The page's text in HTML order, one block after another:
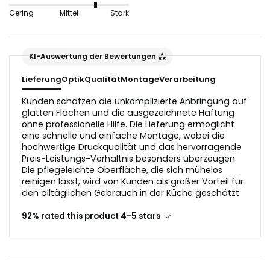
nicht geeignet, da sie die Lichtreflektion in der
Der Untergrund sollte vor dem Anbringen staub- und
Gering Mittel Stark
KI-Auswertung der Bewertungen
LieferungOptikQualitätMontageVerarbeitung
Kunden schätzen die unkomplizierte Anbringung auf
glatten Flächen und die ausgezeichnete Haftung
ohne professionelle Hilfe. Die Lieferung ermöglicht
eine schnelle und einfache Montage, wobei die
hochwertige Druckqualität und das hervorragende
Preis-Leistungs-Verhältnis besonders überzeugen.
Die pflegeleichte Oberfläche, die sich mühelos
reinigen lässt, wird von Kunden als großer Vorteil für
den alltäglichen Gebrauch in der Küche geschätzt.
92% rated this product 4-5 stars